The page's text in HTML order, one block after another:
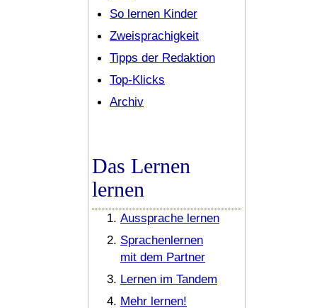
So lernen Kinder
Zweisprachigkeit
Tipps der Redaktion
Top-Klicks
Archiv
Das Lernen
lernen
Aussprache lernen
Sprachenlernen
mit dem Partner
Lernen im Tandem
Mehr lernen!